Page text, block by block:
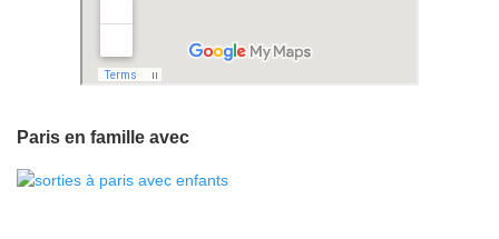
Paris en famille avec